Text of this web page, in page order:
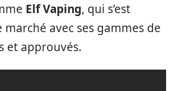
Elf Vaping, qui s’est
marché avec ses gammes de
et approuvés.